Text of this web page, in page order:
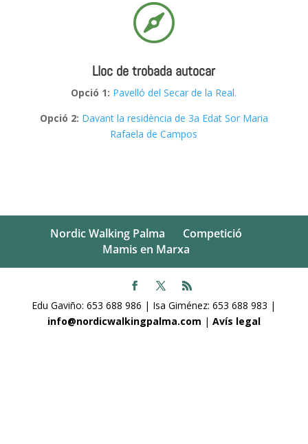

Lloc de trobada autocar
Opció 1: Pavelló del Secar de la Real.
Opció 2: Davant la residència de 3a Edat Sor Maria
Rafaela de Campos
Nordic Walking Palma
Competició
Mamis en Marxa
Edu Gaviño: 653 688 986 | Isa Giménez: 653 688 983 |
info@nordicwalkingpalma.com | Avís legal